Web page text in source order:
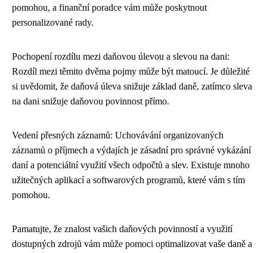
pomohou, a finanční poradce vám může poskytnout
personalizované rady.
Pochopení rozdílu mezi daňovou úlevou a slevou na dani:
Rozdíl mezi těmito dvěma pojmy může být matoucí. Je důležité
si uvědomit, že daňová úleva snižuje základ daně, zatímco sleva
na dani snižuje daňovou povinnost přímo.
Vedení přesných záznamů: Uchovávání organizovaných
záznamů o příjmech a výdajích je zásadní pro správné vykázání
daní a potenciální využití všech odpočtů a slev. Existuje mnoho
užitečných aplikací a softwarových programů, které vám s tím
pomohou.
Pamatujte, že znalost vašich daňových povinností a využití
dostupných zdrojů vám může pomoci optimalizovat vaše daně a